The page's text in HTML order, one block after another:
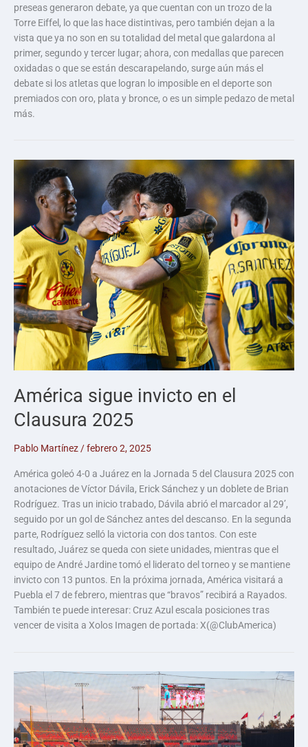
preseas generaron debate, ya que cuentan con un trozo de la
Torre Eiffel, lo que las hace distintivas, pero también dejan a la
vista que ya no son en su totalidad del metal que galardona al
primer, segundo y tercer lugar; ahora, con medallas que parecen
oxidadas o que se están descarapelando, surge aún más el
debate si los atletas que logran lo imposible en el deporte son
premiados con oro, plata y bronce, o es un simple pedazo de metal
más.
América sigue invicto en el
Clausura 2025
Pablo Martínez /febrero 2, 2025
América goleó 4-0 a Juárez en la Jornada 5 del Clausura 2025 con
anotaciones de Víctor Dávila, Erick Sánchez y un doblete de Brian
Rodríguez. Tras un inicio trabado, Dávila abrió el marcador al 29’,
seguido por un gol de Sánchez antes del descanso. En la segunda
parte, Rodríguez selló la victoria con dos tantos. Con este
resultado, Juárez se queda con siete unidades, mientras que el
equipo de André Jardine tomó el liderato del torneo y se mantiene
invicto con 13 puntos. En la próxima jornada, América visitará a
Puebla el 7 de febrero, mientras que “bravos” recibirá a Rayados.
También te puede interesar: Cruz Azul escala posiciones tras
vencer de visita a Xolos Imagen de portada: X(@ClubAmerica)